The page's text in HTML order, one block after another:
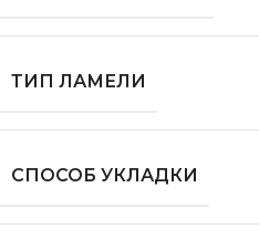
ТИП ЛАМЕЛИ
СПОСОБ УКЛАДКИ